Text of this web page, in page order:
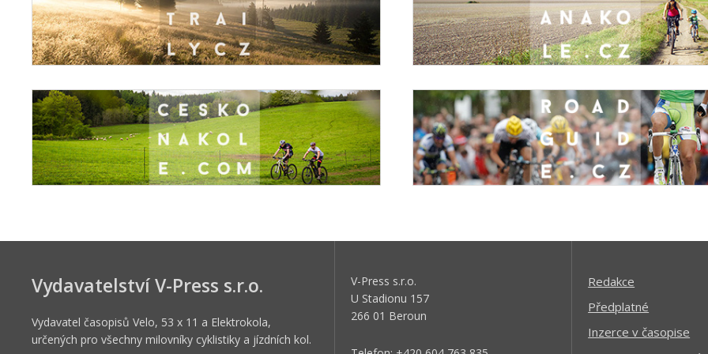
Vydavatelství V-Press s.r.o.
Vydavatel časopisů Velo, 53 x 11 a Elektrokola,
určených pro všechny milovníky cyklistiky a jízdních kol.
V-Press s.r.o.
U Stadionu 157
266 01 Beroun
Redakce
Předplatné
Inzerce v časopise